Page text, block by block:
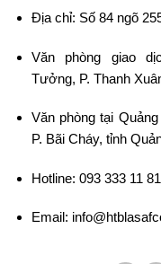
Địa chỉ: Số 84 ngõ
Văn phòng giao
Tưởng, P. Thanh
Văn phòng tại
P. Bãi Cháy, tỉnh
Hotline: 093 333 11 81
Email: